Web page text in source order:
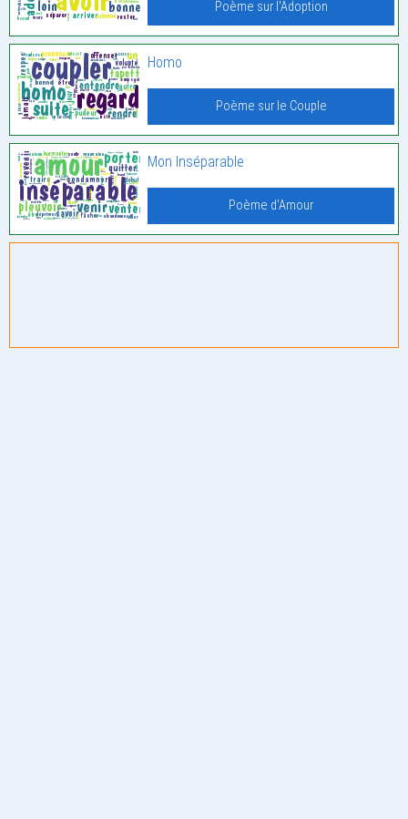
Poème sur l'Adoption
Homo
Poème sur le Couple
Mon Inséparable
Poème d'Amour